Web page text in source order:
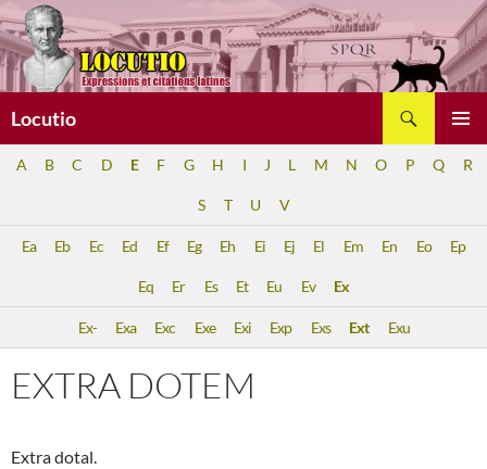
Aller
au
contenu
Locutio
A B C D E F G H I J L M N O P Q R
S T U V
Ea Eb Ec Ed Ef Eg Eh Ei Ej El Em En Eo Ep
Eq Er Es Et Eu Ev Ex
Ex- Exa Exc Exe Exi Exp Exs Ext Exu
EXTRA DOTEM
Extra dotal.